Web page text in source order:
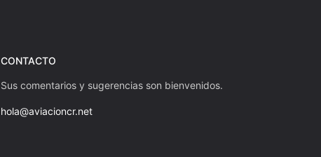
CONTACTO
Sus comentarios y sugerencias son bienvenidos.
hola@aviacioncr.net